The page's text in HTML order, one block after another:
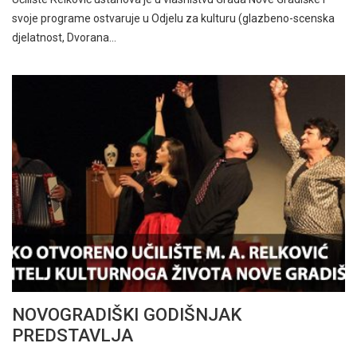
svoje programe ostvaruje u Odjelu za kulturu (glazbeno-scenska
djelatnost, Dvorana…
NOVOGRADIŠKI GODIŠNJAK
PREDSTAVLJA